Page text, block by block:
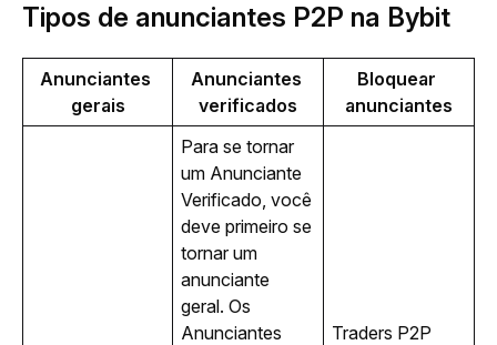
Tipos de anunciantes P2P na Bybit
Anunciantes
gerais
Anunciantes
verificados
Bloquear
anunciantes
Para se tornar
um Anunciante
Verificado, você
deve primeiro se
tornar um
anunciante
geral. Os
Anunciantes
Traders P2P